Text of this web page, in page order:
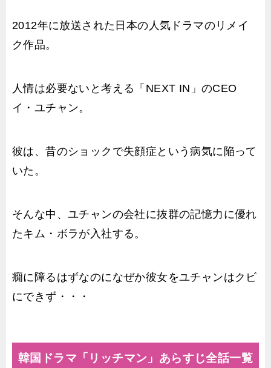
2012年に放送された日本の人気ドラマのリメイ
ク作品。
人情は必要ないと考える「NEXT IN」のCEO
イ・ユチャン。
彼は、昔のショックで失顔症という病気に陥って
いた。
そんな中、ユチャンの会社に抜群の記憶力に優れ
たキム・ボラが入社する。
癇に障るはずなのになぜか彼女をユチャンはクビ
にできず・・・
韓国ドラマ「リッチマン」あらすじ全話一覧